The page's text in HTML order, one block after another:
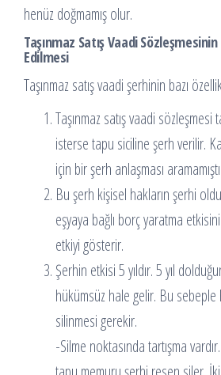
henüz doğmamış olur.
Taşınmaz Satış Vaadi
Edilmesi
Taşınmaz satış vaadi şerhinin bazı
Taşınmaz satış vaadi sözleşmesi
isterse tapu siciline şerh verilir.
için bir şerh anlaşması
Bu şerh kişisel hakların şerhi
eşyaya bağlı borç yaratma
etkiyi gösterir.
Şerhin etkisi 5 yıldır. 5 yıl
hükümsüz hale gelir. Bu
silinmesi gerekir.
-Silme noktasında tartışma